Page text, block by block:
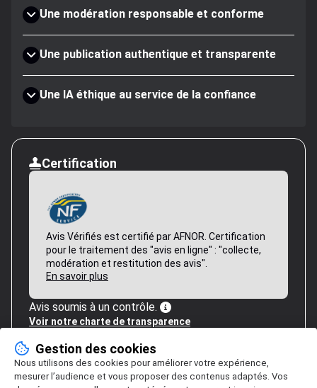
Une modération responsable et conforme
Une publication authentique et transparente
Une IA éthique au service de la confiance
Certification
Avis Vérifiés est certifié par AFNOR. Certification
pour le traitement des "avis en ligne" : "collecte,
modération et restitution des avis".
En savoir plus
Avis soumis à un contrôle.
Voir notre charte de transparence
Gestion des cookies
Nous utilisons des cookies pour améliorer votre expérience,
mesurer l’audience et vous proposer des contenus adaptés. Vos